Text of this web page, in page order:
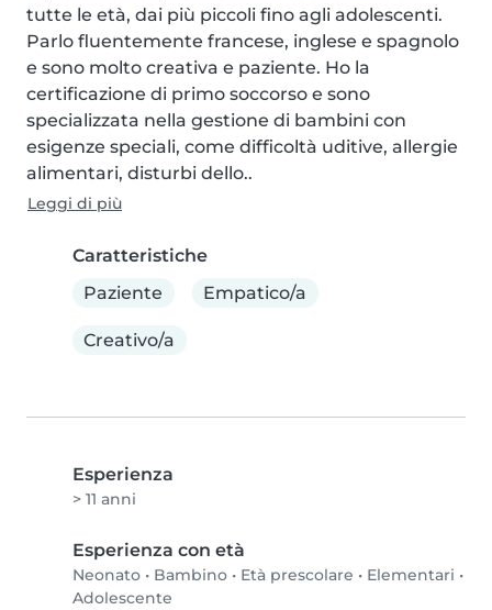
tutte le età, dai più piccoli fino agli adolescenti.
Parlo fluentemente francese, inglese e spagnolo
e sono molto creativa e paziente. Ho la
certificazione di primo soccorso e sono
specializzata nella gestione di bambini con
esigenze speciali, come difficoltà uditive, allergie
alimentari, disturbi dello..
Leggi di più
Caratteristiche
Paziente
Empatico/a
Creativo/a
Esperienza
> 11 anni
Esperienza con età
Neonato • Bambino • Età prescolare • Elementari •
Adolescente